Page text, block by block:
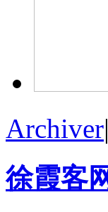
Archiver|
徐霞客